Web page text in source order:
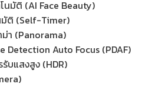
มัติ (AI Face Beauty)
มัติ (Self-Timer)
า (Panorama)
Detection Auto Focus (PDAF)
บแสงสูง (HDR)